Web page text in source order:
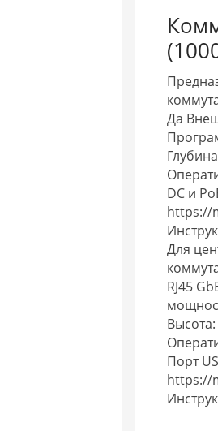
Да
DC и
https://
Для
RJ45
Порт
https://